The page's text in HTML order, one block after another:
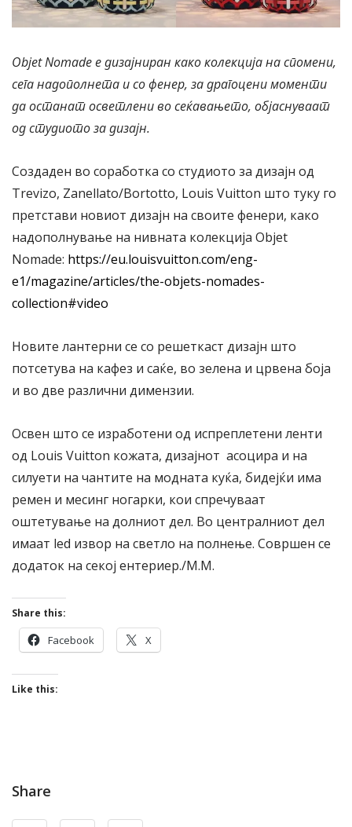
Objet Nomade е дизајниран како колекција на спомени,
сега надополнета и со фенер, за драгоцени моменти
да останат осветлени во сеќавањето, објаснуваат
од студиото за дизајн.
Создаден во соработка со студиото за дизајн од
Trevizо, Zanellato/Bortotto, Louis Vuitton што туку го
претстави новиот дизајн на своите фенери, како
надополнување на нивната колекција Objet
Nomade: https://eu.louisvuitton.com/eng-
e1/magazine/articles/the-objets-nomades-
collection#video
Новите лантерни се со решеткаст дизајн што
потсетува на кафез и саќе, во зелена и црвена боја
и во две различни димензии.
Освен што се изработени од испреплетени ленти
од Louis Vuitton кожата, дизајнот асоцира и на
силуети на чантите на модната куќа, бидејќи има
ремен и месинг ногарки, кои спречуваат
оштетување на долниот дел. Во централниот дел
имаат led извор на светло на полнење. Совршен се
додаток на секој ентериер./M.M.
Share this:
Facebook X
Like this:
Share